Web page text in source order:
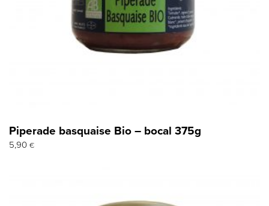
Piperade basquaise Bio – bocal 375g
5,90 €